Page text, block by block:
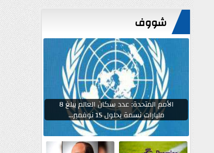
شووف
الأمم المتحدة: عدد سكان العالم يبلغ 8
مليارات نسمة بحلول 15 نوفمبر...